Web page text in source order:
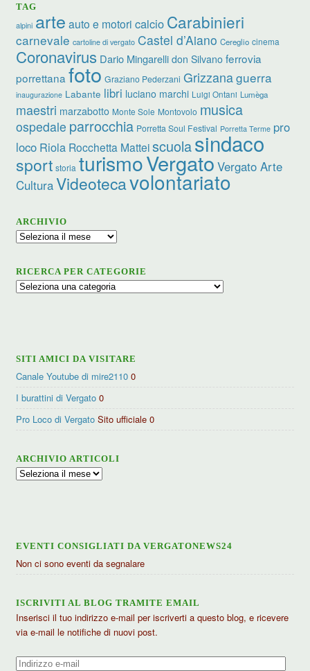
TAG
alpini arte auto e motori calcio Carabinieri
carnevale cartoline di vergato Castel d’Aiano Cereglio cinema
Coronavirus Dario Mingarelli don Silvano ferrovia
porrettana foto Graziano Pederzani Grizzanaguerra
inaugurazione Labante libri luciano marchi Luigi Ontani Lumèga
maestri marzabotto Monte Sole Montovolo musica
ospedale parrocchia Porretta Soul Festival Porretta Terme pro
loco Riola Rocchetta Matteiscuolasindaco
sport storia turismoVergato Vergato Arte
CulturaVideotecavolontariato
ARCHIVIO
Archivio
RICERCA PER CATEGORIE
Ricerca
SITI AMICI DA VISITARE
Canale Youtube di mire2110 0
I burattini di Vergato 0
Pro Loco di Vergato Sito ufficiale 0
ARCHIVIO ARTICOLI
Archivio
EVENTI CONSIGLIATI DA VERGATONEWS24
Non ci sono eventi da segnalare
ISCRIVITI AL BLOG TRAMITE EMAIL
Inserisci il tuo indirizzo e-mail per iscriverti a questo blog, e ricevere
via e-mail le notifiche di nuovi post.
Indirizzo